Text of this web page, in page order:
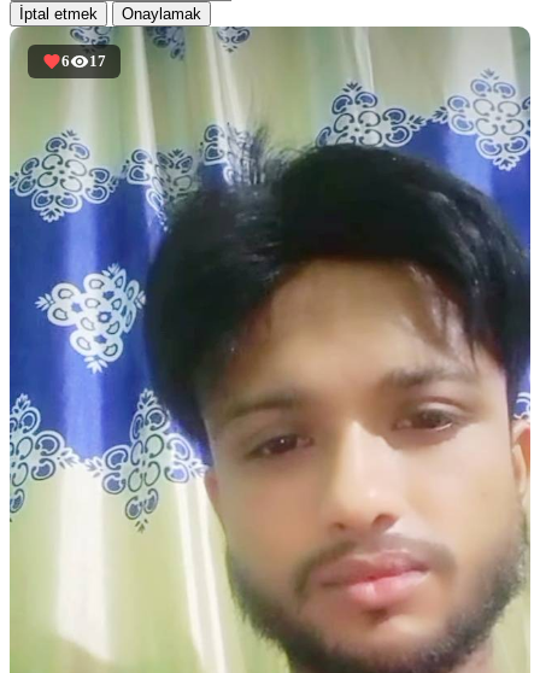
İptal etmek Onaylamak
6 17